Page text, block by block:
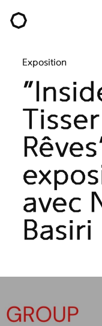
Exposition
avec
Basiri